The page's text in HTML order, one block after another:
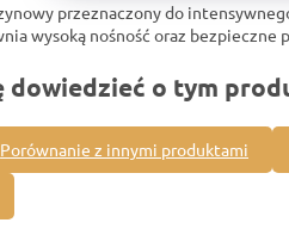
przeznaczony do
wysoką nośność oraz
dowiedzieć o tym
Porównanie z innymi produktami